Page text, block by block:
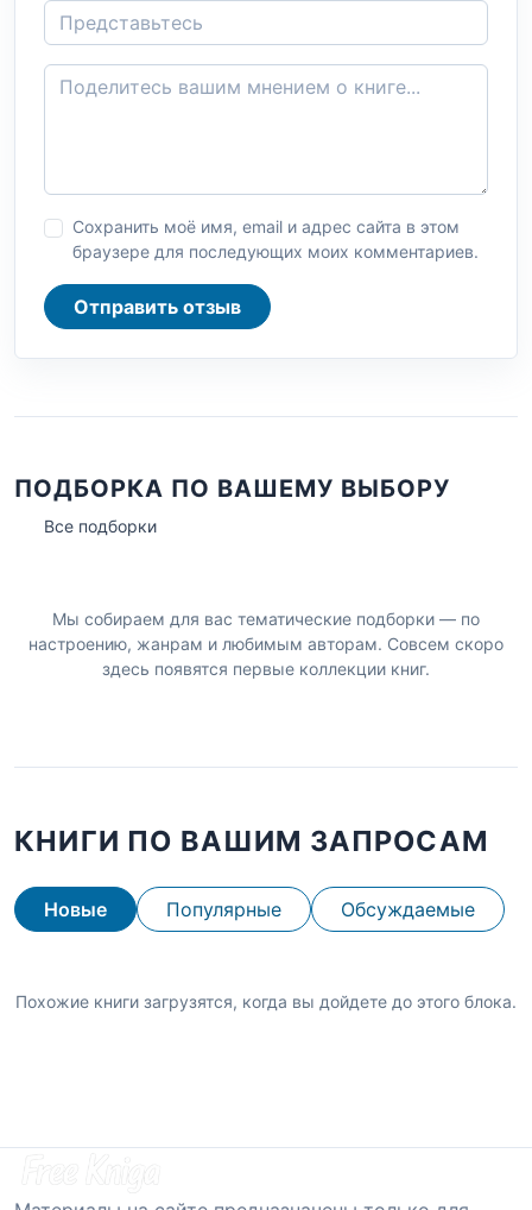
Сохранить моё имя, email и адрес сайта в этом
браузере для последующих моих комментариев.
Отправить отзыв
ПОДБОРКА ПО ВАШЕМУ ВЫБОРУ
Все подборки
Мы собираем для вас тематические подборки — по
настроению, жанрам и любимым авторам. Совсем скоро
здесь появятся первые коллекции книг.
КНИГИ ПО ВАШИМ ЗАПРОСАМ
Новые Популярные Обсуждаемые
Похожие книги загрузятся, когда вы дойдете до этого блока.